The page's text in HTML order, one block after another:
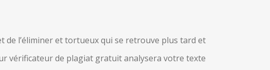
de l’éliminer et tortueux qui se retrouve plus tard et
vérificateur de plagiat gratuit analysera votre texte